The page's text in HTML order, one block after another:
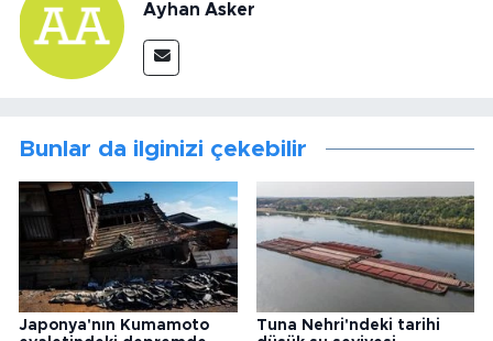
Ayhan Asker
Bunlar da ilginizi çekebilir
Japonya'nın Kumamoto
Tuna Nehri'ndeki tarihi